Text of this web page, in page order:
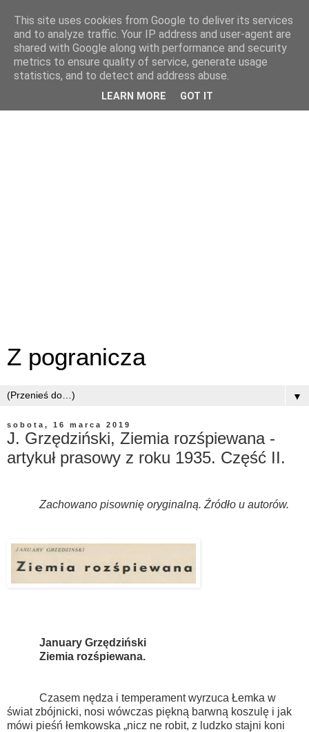
Z pogranicza
▼
sobota, 16 marca 2019
J. Grzędziński, Ziemia rozśpiewana -
artykuł prasowy z roku 1935. Część II.
Zachowano pisownię oryginalną. Źródło u autorów.
January Grzędziński
Ziemia rozśpiewana.
Czasem nędza i temperament wyrzuca Łemka w
świat zbójnicki, nosi wówczas piękną barwną koszulę i jak
mówi pieśń łemkowska „nicz ne robit, z ludzko stajni koni
This site uses cookies from Google to deliver its services
and to analyze traffic. Your IP address and user-agent are
shared with Google along with performance and security
metrics to ensure quality of service, generate usage
statistics, and to detect and address abuse.
LEARN MORE GOT IT